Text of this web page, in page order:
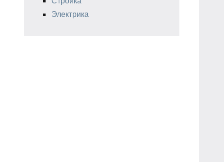
Электрика